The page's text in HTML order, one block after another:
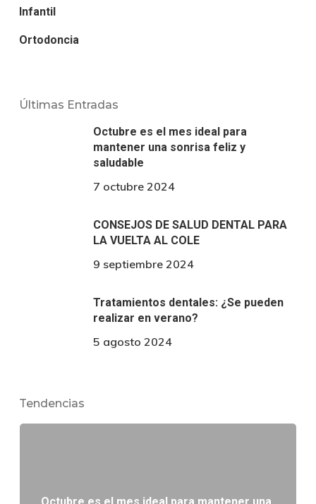
Infantil
Ortodoncia
Últimas Entradas
Octubre es el mes ideal para
mantener una sonrisa feliz y
saludable
7 octubre 2024
CONSEJOS DE SALUD DENTAL PARA
LA VUELTA AL COLE
9 septiembre 2024
Tratamientos dentales: ¿Se pueden
realizar en verano?
5 agosto 2024
Tendencias